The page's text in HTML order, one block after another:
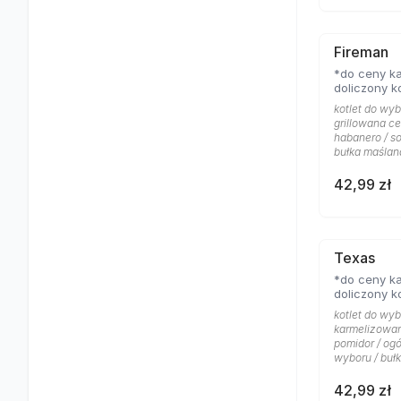
Fireman
*do ceny
doliczony
kotlet do
grillowana
habanero /
bułka
42,99 zł
Texas
*do ceny
doliczony
kotlet do
pomidor /
wyboru /
42,99 zł